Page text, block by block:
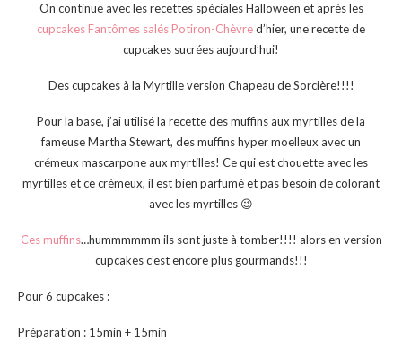
On continue avec les recettes spéciales Halloween et après les
cupcakes Fantômes salés Potiron-Chèvred’hier, une recette de
cupcakes sucrées aujourd’hui!
Des cupcakes à la Myrtille version Chapeau de Sorcière!!!!
Pour la base, j’ai utilisé la recette des muffins aux myrtilles de la
fameuse Martha Stewart, des muffins hyper moelleux avec un
crémeux mascarpone aux myrtilles! Ce qui est chouette avec les
myrtilles et ce crémeux, il est bien parfumé et pas besoin de colorant
avec les myrtilles 😉
Ces muffins…hummmmmm ils sont juste à tomber!!!! alors en version
cupcakes c’est encore plus gourmands!!!
Pour 6 cupcakes :
Préparation : 15min + 15min